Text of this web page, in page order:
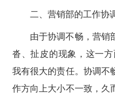
二、营销部的工作协
由于协调不畅，营销
沓、扯皮的现象，这一方
我有很大的责任。协调不
作方向上大小不一致，久